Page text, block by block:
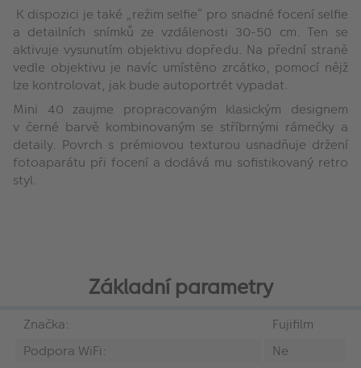
K dispozici je také „režim selfie“ pro snadné focení selfie
a detailních snímků ze vzdálenosti 30-50 cm. Ten se
aktivuje vysunutím objektivu dopředu. Na přední straně
vedle objektivu je navíc umístěno zrcátko, pomocí nějž
lze kontrolovat, jak bude autoportrét vypadat.
Mini 40 zaujme propracovaným klasickým designem
v černé barvě kombinovaným se stříbrnými rámečky a
detaily. Povrch s prémiovou texturou usnadňuje držení
fotoaparátu při focení a dodává mu sofistikovaný retro
styl.
Základní parametry
Značka:
Fujifilm
Podpora WiFi:
Ne